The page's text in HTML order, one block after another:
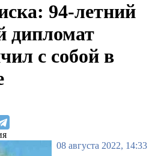
94-летний
дипломат
с собой в
08 августа 2022, 14:33